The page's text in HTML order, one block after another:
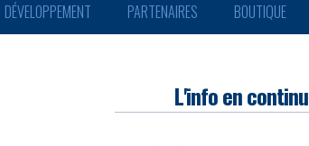
DÉVELOPPEMENT PARTENAIRES BOUTIQUE
L'info en continu